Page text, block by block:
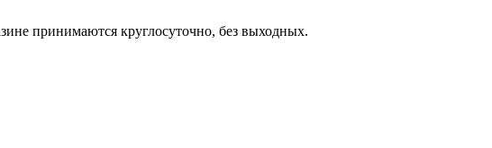
принимаются круглосуточно, без выходных.